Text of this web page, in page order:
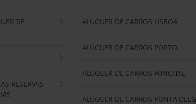
DE
RESERVAS
ALUGUER DE CARROS LISBOA
ALUGUER DE CARROS PORTO
ALUGUER DE CARROS FUNCHAL
ALUGUER DE CARROS PONTA